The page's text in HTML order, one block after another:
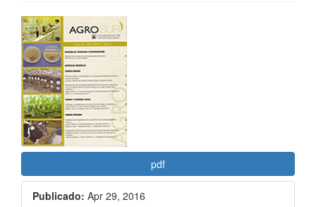
Barra
lateral
del
artículo
pdf
Publicado: Apr 29, 2016